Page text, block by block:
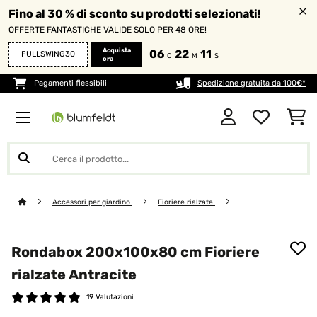
Fino al 30 % di sconto su prodotti selezionati!
OFFERTE FANTASTICHE VALIDE SOLO PER 48 ORE!
FULLSWING30
Acquista
ora
06 O 22 M 10 S
Pagamenti flessibili Spedizione gratuita da 100€*
Accessori per giardino Fioriere rialzate
Rondabox 200x100x80 cm Fioriere
rialzate Antracite
19 Valutazioni